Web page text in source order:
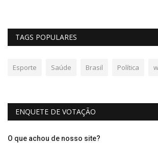
TAGS POPULARES
Esporte Saúde Brasil Política
ENQUETE DE VOTAÇÃO
O que achou de nosso site?